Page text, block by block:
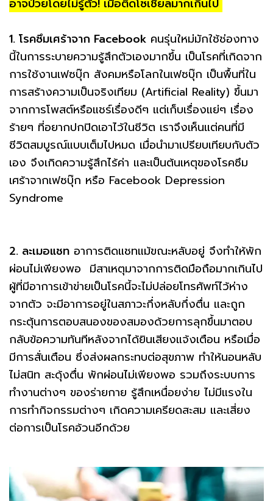
อาจป่วยโดยไม่รู้ตัว! เมื่อติดโซเชียลมากเกินไป
1. โรคซึมเศร้าจาก Facebook คนรุ่นใหม่มักใช้ช่องทาง
นี้ในการระบายความรู้สึกตัวเองมากขึ้น เป็นโรคที่เกิดจาก
การใช้งานเฟซบุ๊ก สังคมหรือโลกในเฟซบุ๊ก เป็นพื้นที่ใน
การสร้างความเป็นจริงเทียม (Artificial Reality) ขึ้นมา
จากการโพสต์หรือแชร์เรื่องดีๆ แต่เก็บเรื่องแย่ๆ เรื่อง
ร้ายๆ ที่อยากปกปิดเอาไว้ในชีวิต เราจึงเห็นแต่คนที่มี
ชีวิตสมบูรณ์แบบเต็มไปหมด เมื่อนำมาเปรียบเทียบกับตัว
เอง จึงเกิดความรู้สึกไร้ค่า และเป็นต้นเหตุของโรคซึม
เศร้าจากเฟซบุ๊ก หรือ Facebook Depression
Syndrome
2. ละเมอแชท อาการติดแชทแม้ขณะหลับอยู่ จึงทำให้พัก
ผ่อนไม่เพียงพอ มีสาเหตุมาจากการติดมือถือมากเกินไป
ผู้ที่มีอาการเข้าข่ายเป็นโรคนี้จะไม่ปล่อยโทรศัพท์ไว้ห่าง
จากตัว จะมีอาการอยู่ในสภาวะกึ่งหลับกึ่งตื่น และถูก
กระตุ้นการตอบสนองของสมองด้วยการลุกขึ้นมาตอบ
กลับข้อความทันทีหลังจากได้ยินเสียงแจ้งเตือน หรือเมื่อ
มีการสั่นเตือน ซึ่งส่งผลกระทบต่อสุขภาพ ทำให้นอนหลับ
ไม่สนิท สะดุ้งตื่น พักผ่อนไม่เพียงพอ รวมถึงระบบการ
ทำงานต่างๆ ของร่ายกาย รู้สึกเหนื่อยง่าย ไม่มีแรงใน
การทำกิจกรรมต่างๆ เกิดความเครียดสะสม และเสี่ยง
ต่อการเป็นโรคอ้วนอีกด้วย